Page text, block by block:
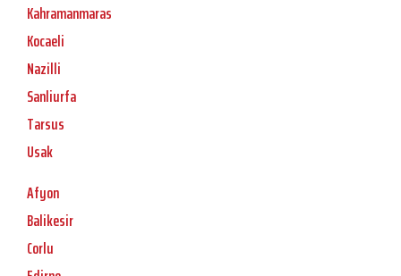
Kahramanmaras
Kocaeli
Nazilli
Sanliurfa
Tarsus
Usak
Afyon
Balikesir
Corlu